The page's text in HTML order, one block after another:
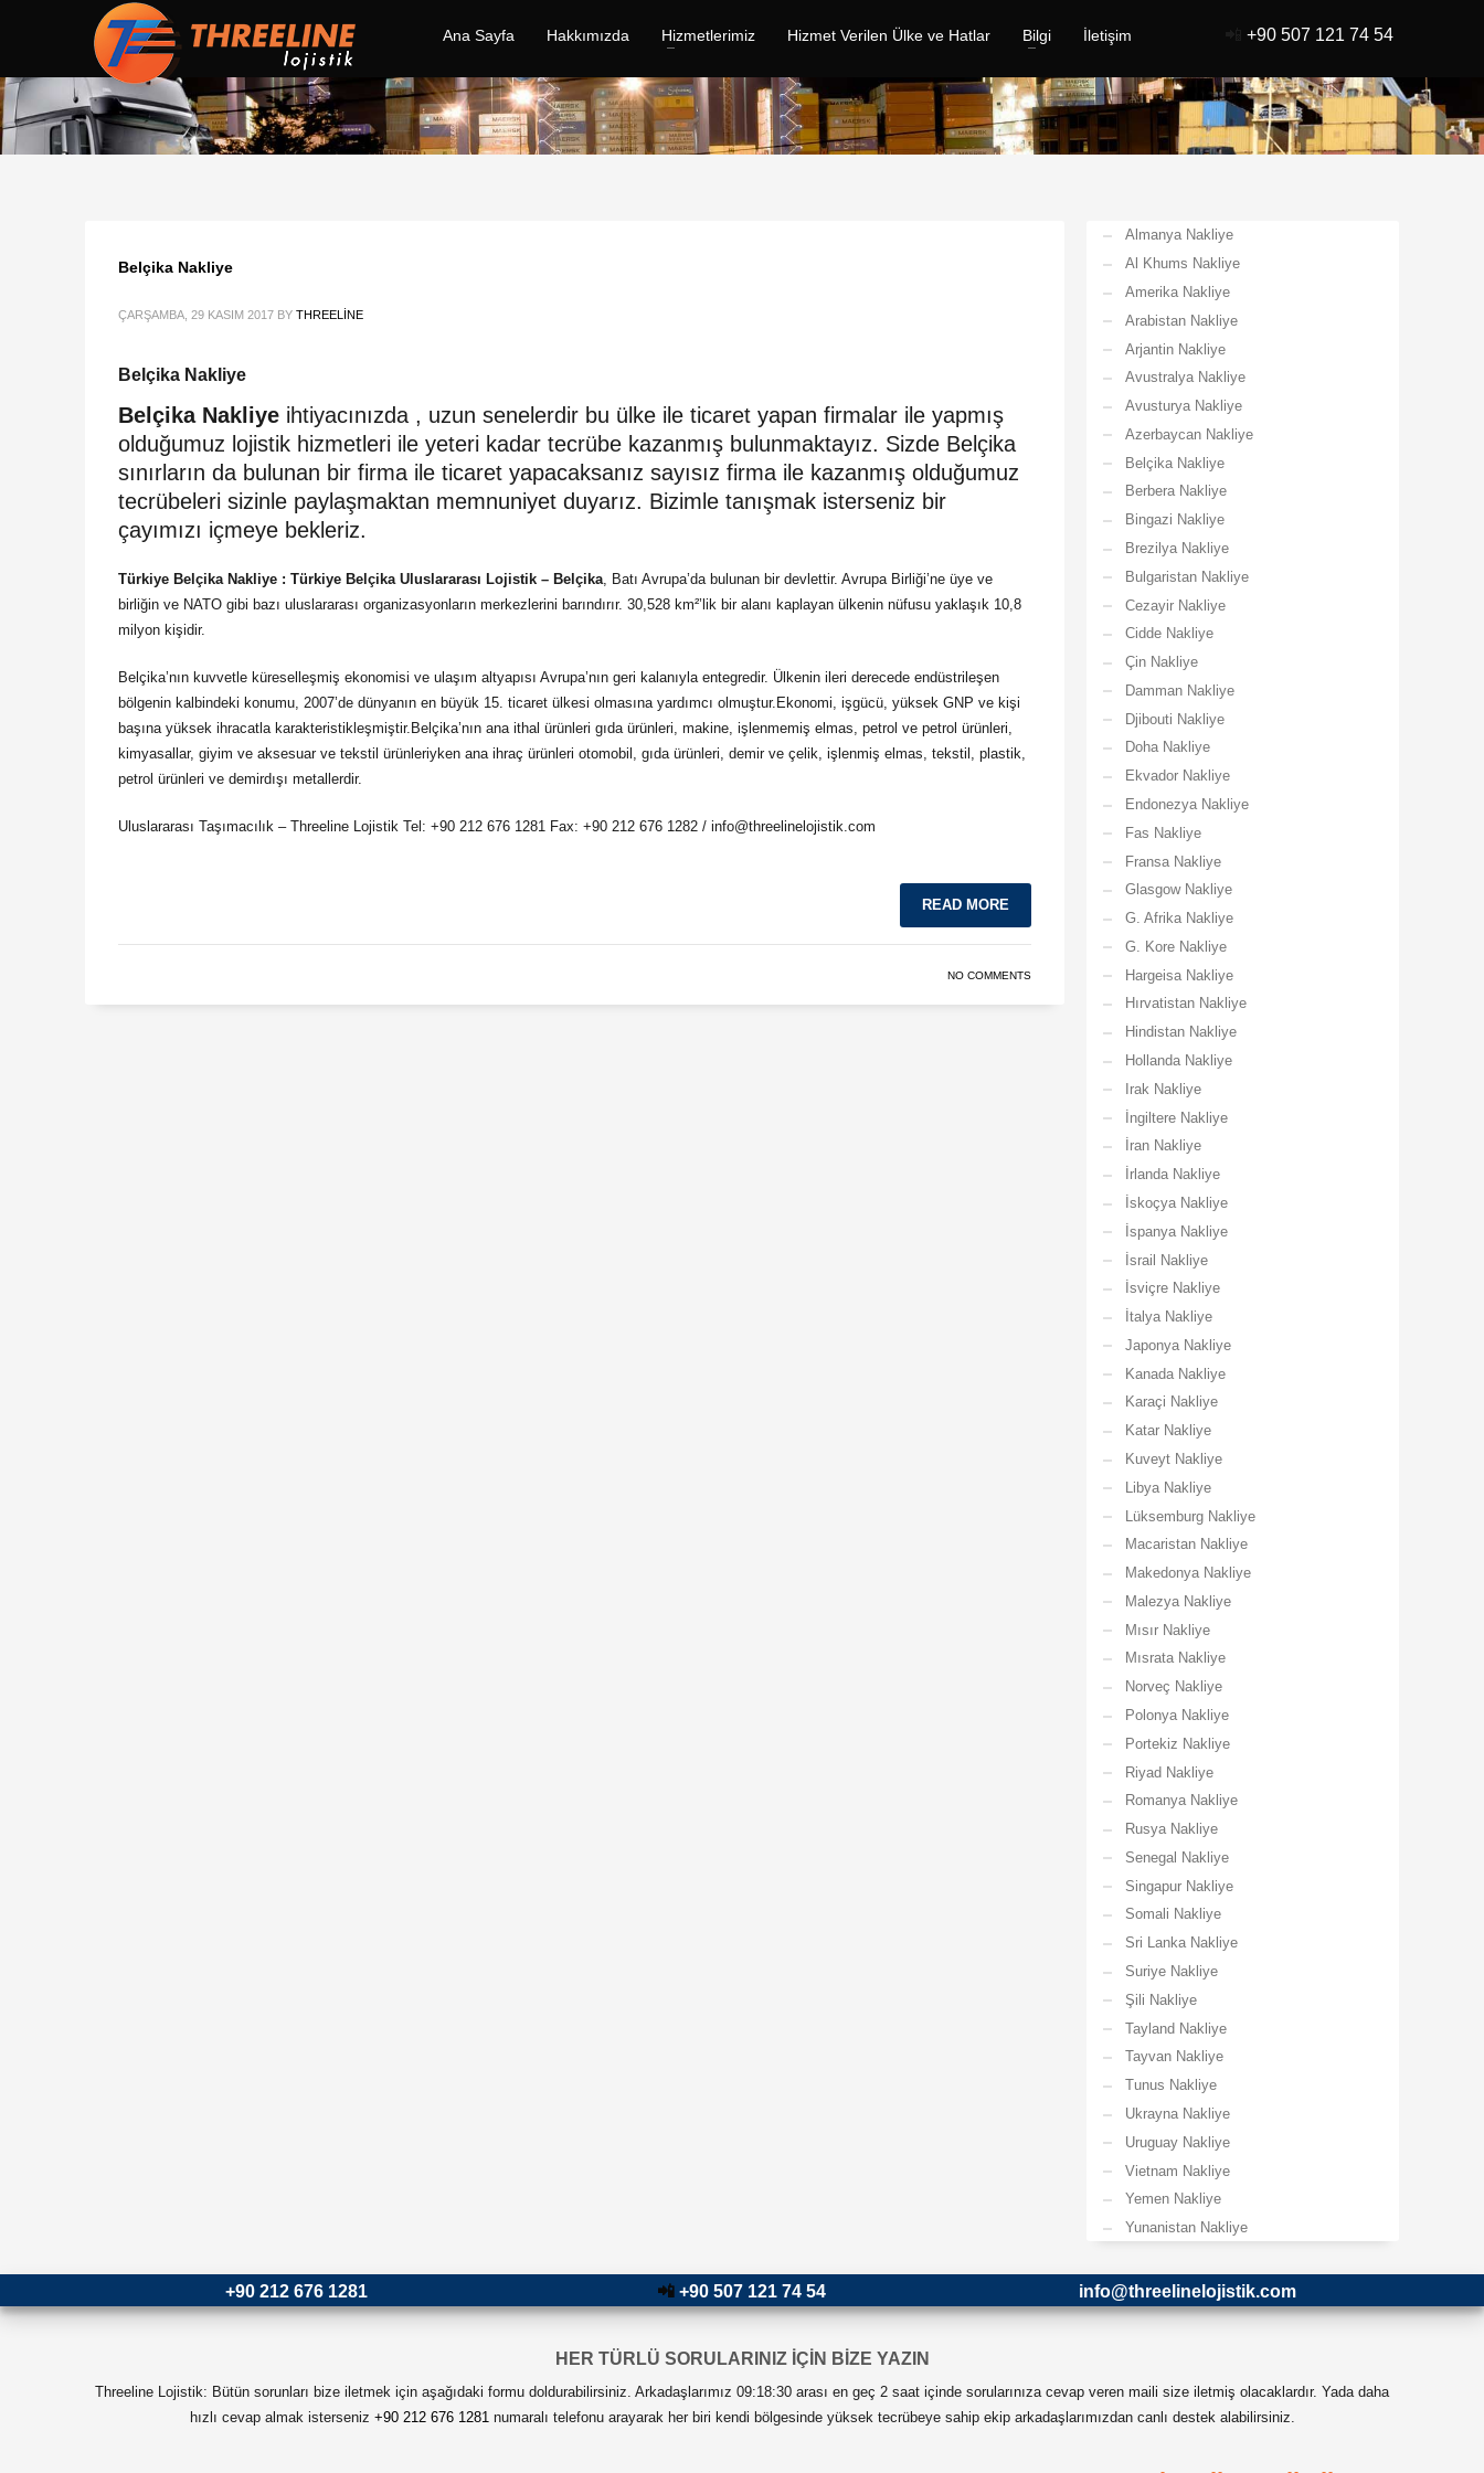
Ana Sayfa Hakkımızda Hizmetlerimiz Hizmet Verilen Ülke ve Hatlar Bilgi İletişim +90 507 121 74 54
Belçika Nakliye
ÇARŞAMBA, 29 KASIM 2017 BYTHREELINE
Belçika Nakliye
Belçika Nakliye ihtiyacınızda , uzun senelerdir bu ülke ile ticaret yapan firmalar ile yapmış
olduğumuz lojistik hizmetleri ile yeteri kadar tecrübe kazanmış bulunmaktayız. Sizde Belçika
sınırların da bulunan bir firma ile ticaret yapacaksanız sayısız firma ile kazanmış olduğumuz
tecrübeleri sizinle paylaşmaktan memnuniyet duyarız. Bizimle tanışmak isterseniz bir
çayımızı içmeye bekleriz.
Türkiye Belçika Nakliye : Türkiye Belçika Uluslararası Lojistik – Belçika, Batı Avrupa’da bulunan bir devlettir. Avrupa Birliği’ne üye ve
birliğin ve NATO gibi bazı uluslararası organizasyonların merkezlerini barındırır. 30,528 km²’lik bir alanı kaplayan ülkenin nüfusu yaklaşık 10,8
milyon kişidir.
Belçika’nın kuvvetle küreselleşmiş ekonomisi ve ulaşım altyapısı Avrupa’nın geri kalanıyla entegredir. Ülkenin ileri derecede endüstrileşen
bölgenin kalbindeki konumu, 2007’de dünyanın en büyük 15. ticaret ülkesi olmasına yardımcı olmuştur.Ekonomi, işgücü, yüksek GNP ve kişi
başına yüksek ihracatla karakteristikleşmiştir.Belçika’nın ana ithal ürünleri gıda ürünleri, makine, işlenmemiş elmas, petrol ve petrol ürünleri,
kimyasallar, giyim ve aksesuar ve tekstil ürünleriyken ana ihraç ürünleri otomobil, gıda ürünleri, demir ve çelik, işlenmiş elmas, tekstil, plastik,
petrol ürünleri ve demirdışı metallerdir.
Uluslararası Taşımacılık – Threeline Lojistik Tel: +90 212 676 1281 Fax: +90 212 676 1282 / info@threelinelojistik.com
READ MORE
NO COMMENTS
Almanya Nakliye
Al Khums Nakliye
Amerika Nakliye
Arabistan Nakliye
Arjantin Nakliye
Avustralya Nakliye
Avusturya Nakliye
Azerbaycan Nakliye
Belçika Nakliye
Berbera Nakliye
Bingazi Nakliye
Brezilya Nakliye
Bulgaristan Nakliye
Cezayir Nakliye
Cidde Nakliye
Çin Nakliye
Damman Nakliye
Djibouti Nakliye
Doha Nakliye
Ekvador Nakliye
Endonezya Nakliye
Fas Nakliye
Fransa Nakliye
Glasgow Nakliye
G. Afrika Nakliye
G. Kore Nakliye
Hargeisa Nakliye
Hırvatistan Nakliye
Hindistan Nakliye
Hollanda Nakliye
Irak Nakliye
İngiltere Nakliye
İran Nakliye
İrlanda Nakliye
İskoçya Nakliye
İspanya Nakliye
İsrail Nakliye
İsviçre Nakliye
İtalya Nakliye
Japonya Nakliye
Kanada Nakliye
Karaçi Nakliye
Katar Nakliye
Kuveyt Nakliye
Libya Nakliye
Lüksemburg Nakliye
Macaristan Nakliye
Makedonya Nakliye
Malezya Nakliye
Mısır Nakliye
Mısrata Nakliye
Norveç Nakliye
Polonya Nakliye
Portekiz Nakliye
Riyad Nakliye
Romanya Nakliye
Rusya Nakliye
Senegal Nakliye
Singapur Nakliye
Somali Nakliye
Sri Lanka Nakliye
Suriye Nakliye
Şili Nakliye
Tayland Nakliye
Tayvan Nakliye
Tunus Nakliye
Ukrayna Nakliye
Uruguay Nakliye
Vietnam Nakliye
Yemen Nakliye
Yunanistan Nakliye
+90 212 676 1281 📲+90 507 121 74 54 info@threelinelojistik.com
HER TÜRLÜ SORULARINIZ İÇİN BİZE YAZIN
Threeline Lojistik: Bütün sorunları bize iletmek için aşağıdaki formu doldurabilirsiniz. Arkadaşlarımız 09:18:30 arası en geç 2 saat içinde sorularınıza cevap veren maili size iletmiş olacaklardır. Yada daha
hızlı cevap almak isterseniz +90 212 676 1281numaralı telefonu arayarak her biri kendi bölgesinde yüksek tecrübeye sahip ekip arkadaşlarımızdan canlı destek alabilirsiniz.